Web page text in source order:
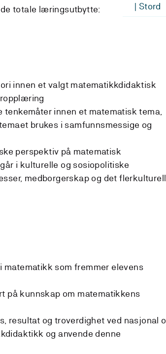
| Stord
totale læringsutbytte:
innen et valgt matematikkdidaktisk
innen et matematisk tema,
brukes i samfunnsmessige og
perspektiv på matematisk
i kulturelle og sosiopolitiske
medborgerskap og det
matematikk som fremmer elevens
på kunnskap om matematikkens
resultat og troverdighet ved nasjonal
og anvende denne